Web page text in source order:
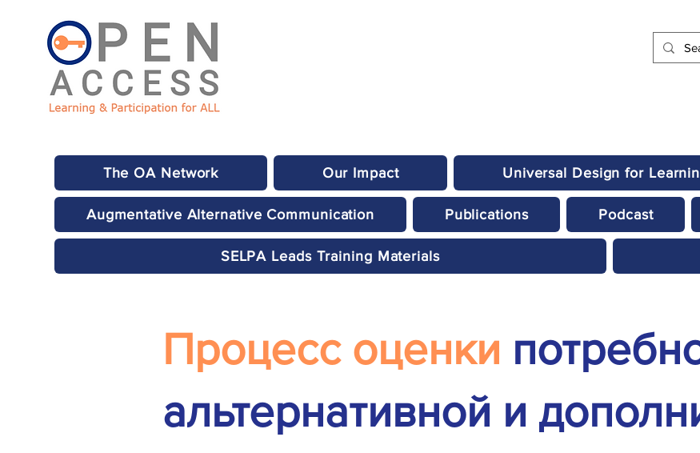
The OA Network Our Impact Universal Design for
Augmentative Alternative Communication Publications Podcast
SELPA Leads Training Materials
Процесс оценки
альтернативной и